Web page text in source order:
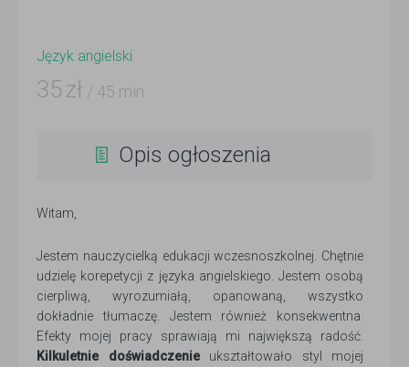
Język angielski
35 zł / 45 min
Opis ogłoszenia
Witam,
Jestem nauczycielką edukacji wczesnoszkolnej. Chętnie
udzielę korepetycji z języka angielskiego. Jestem osobą
cierpliwą, wyrozumiałą, opanowaną, wszystko
dokładnie tłumaczę. Jestem również konsekwentna.
Efekty mojej pracy sprawiają mi największą radość.
Kilkuletnie doświadczenieukształtowało styl mojej